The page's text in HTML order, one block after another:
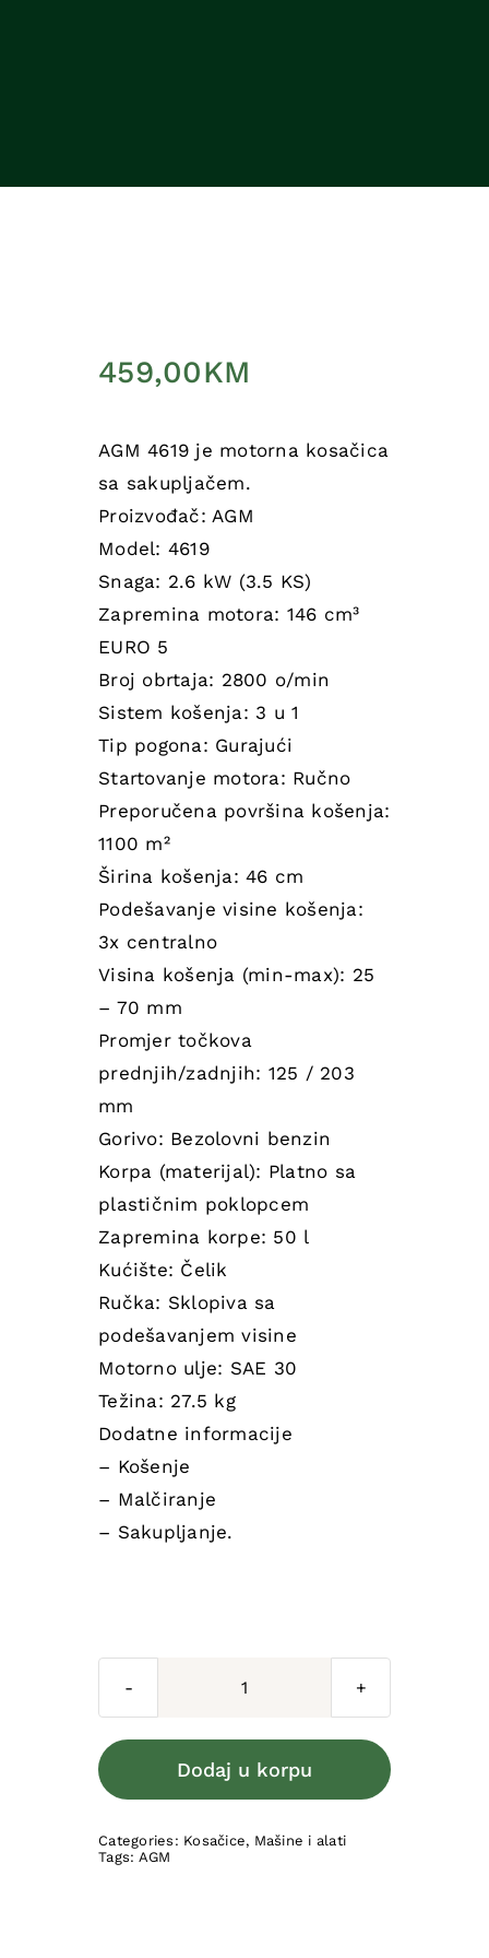
459,00KM
AGM 4619 je motorna kosačica
sa sakupljačem.
Proizvođač: AGM
Model: 4619
Snaga: 2.6 kW (3.5 KS)
Zapremina motora: 146 cm³
EURO 5
Broj obrtaja: 2800 o/min
Sistem košenja: 3 u 1
Tip pogona: Gurajući
Startovanje motora: Ručno
Preporučena površina košenja:
1100 m²
Širina košenja: 46 cm
Podešavanje visine košenja:
3x centralno
Visina košenja (min-max): 25
– 70 mm
Promjer točkova
prednjih/zadnjih: 125 / 203
mm
Gorivo: Bezolovni benzin
Korpa (materijal): Platno sa
plastičnim poklopcem
Zapremina korpe: 50 l
Kućište: Čelik
Ručka: Sklopiva sa
podešavanjem visine
Motorno ulje: SAE 30
Težina: 27.5 kg
Dodatne informacije
– Košenje
– Malčiranje
– Sakupljanje.
AGM
Dodaj u korpu
Categories: Kosačice, Mašine i alati
Tags: AGM